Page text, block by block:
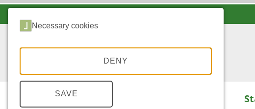
Necessary cookies
DENY
SAVE